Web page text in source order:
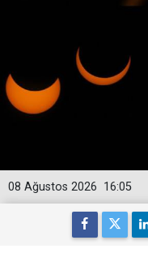
16:05
08 Ağustos 2026